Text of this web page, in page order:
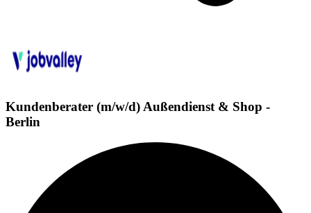
Kundenberater (m/w/d) Außendienst & Shop -
Berlin